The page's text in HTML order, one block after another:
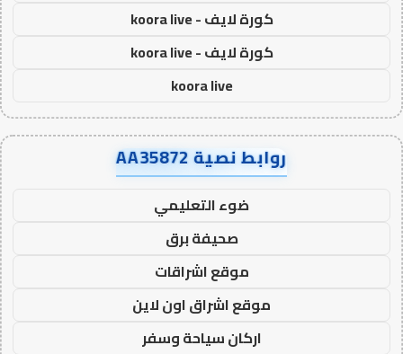
كورة لايف - koora live
كورة لايف - koora live
koora live
روابط نصية AA35872
ضوء التعليمي
صحيفة برق
موقع اشراقات
موقع اشراق اون لاين
اركان سياحة وسفر